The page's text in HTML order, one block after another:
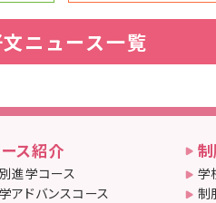
ニュース一覧
ス紹介
進学コース
アドバンスコース
学
制